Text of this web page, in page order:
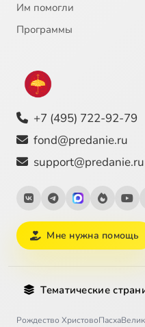
Им помогли
Программы
+7 (495) 722-92-79
fond@predanie.ru
support@predanie.ru
Мне нужна помощь
Тематические
Рождество ХристовоПасха